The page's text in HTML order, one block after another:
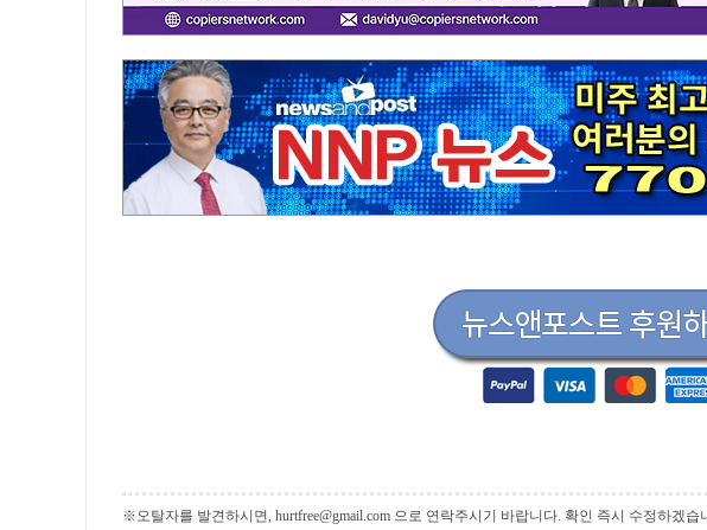
※오탈자를 발견하시면, hurtfree@gmail.com 으로 연락주시기 바랍니다. 확인 즉시 수정하겠습